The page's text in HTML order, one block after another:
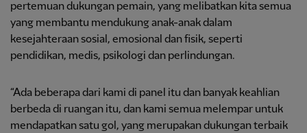
pertemuan dukungan pemain, yang melibatkan kita semua
yang membantu mendukung anak-anak dalam
kesejahteraan sosial, emosional dan fisik, seperti
pendidikan, medis, psikologi dan perlindungan.
“Ada beberapa dari kami di panel itu dan banyak keahlian
berbeda di ruangan itu, dan kami semua melempar untuk
mendapatkan satu gol, yang merupakan dukungan terbaik